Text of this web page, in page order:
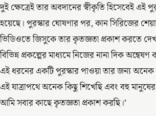
দুই ক্ষেত্রেই তার অবদানের স্বীকৃতি হিসেবেই এই
হয়েছে। পুরস্কার ঘোষণার পর, কান সিরিজের
ভিডিওতে জিসুকে তার কৃতজ্ঞতা প্রকাশ করতে
বিভিন্ন প্রকল্পের মাধ্যমে নিজের নানা দিক
এই ধরনের একটি পুরস্কার পাওয়া তার জন্য অনেক
এই যাত্রাপথে অনেক কিছু শিখেছি এবং বহু
আমি সবার কাছে কৃতজ্ঞতা প্রকাশ করছি।’